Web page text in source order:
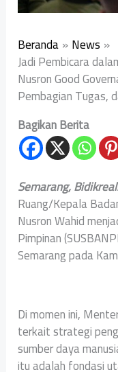
Beranda News
Jadi Pembicara
Nusron Good
Pembagian Tugas,
Bagikan Berita
Semarang,
Ruang/Kepala
Nusron Wahid
Pimpinan
Semarang pada
Di momen ini,
terkait strategi
sumber daya
itu adalah fondasi